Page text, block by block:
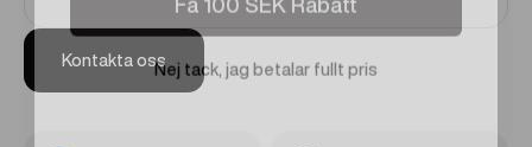
Kontakta oss
Nej tack, jag betalar fullt pris